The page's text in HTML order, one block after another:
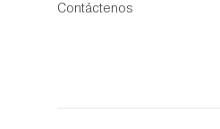
Contáctenos